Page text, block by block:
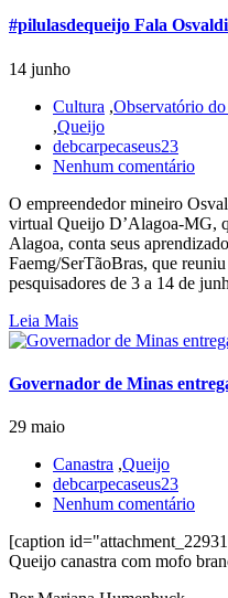
#pilulasdequeijo Fala
14 junho
Cultura ,Observatório
,Queijo
debcarpecaseus23
Nenhum comentário
O empreendedor mineiro
virtual Queijo D’Alagoa-MG,
Alagoa, conta seus
Faemg/SerTãoBras, que
pesquisadores de 3 a 14 de
Leia Mais
Governador de Minas
29 maio
Canastra ,Queijo
debcarpecaseus23
Nenhum comentário
[caption
Queijo canastra com mofo